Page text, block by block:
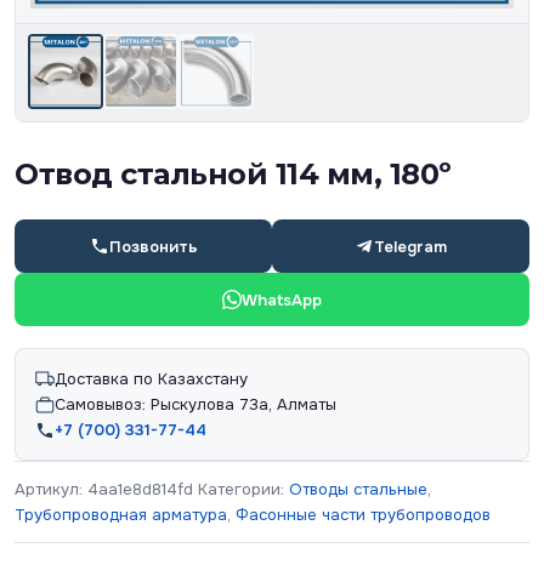
Отвод стальной 114 мм, 180º
Позвонить Telegram
WhatsApp
Доставка по Казахстану
Самовывоз: Рыскулова 73а, Алматы
+7 (700) 331-77-44
Артикул: 4aa1e8d814fd Категории: Отводы стальные,
Трубопроводная арматура, Фасонные части трубопроводов